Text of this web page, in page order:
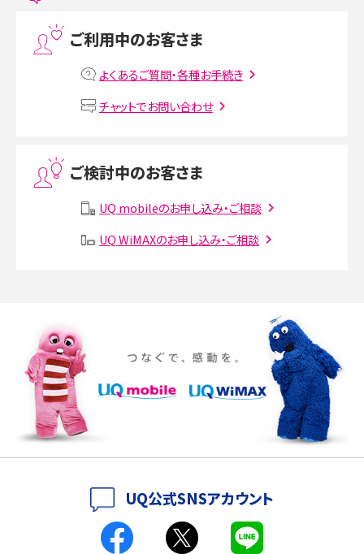
プリペイドSIMとは？種類やメリット・デメリット、利用までの流れを解説
VPN接続とは？仕組みや必要性、メリット・デメリット、接続方法を解説
Instagram（インスタグラム）でスクショするとバレる？バレるケースや撮り方も解
SMSとは？料金やできること、注意点や届かない時の対処法を解説
iPhone 16eとiPhone SE（第3世代）の違いは？サイズやスペックを比較して解説
iPhone 16eとiPhone 14を徹底比較！スペック・機能の違いをわかりやすく紹介
iPhone 16シリーズのモデルを比較！価格・サイズ・カメラ性能の違いを徹底解説
iPhone 16とiPhone 15の違いは？カメラ・スペック・機能を徹底比較
スマホが高い理由は？購入費用を抑える方法や端末を選ぶ時の注意点を解説！
ご利用中のお客さま
よくあるご質問・各種お手続き
チャットでお問い合わせ
ご検討中のお客さま
UQ mobileのお申し込み・ご相談
UQ WiMAXのお申し込み・ご相談
UQ公式SNSアカウント